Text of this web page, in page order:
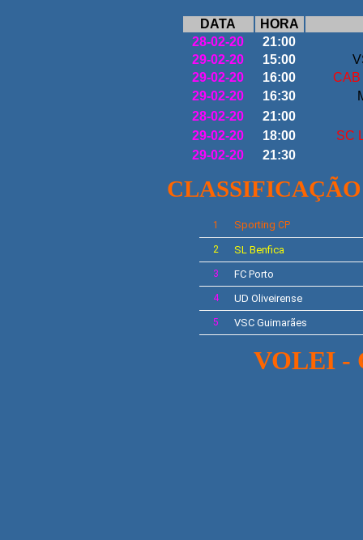
DATA
HORA
28-02-20
21:00
29-02-20
15:00
29-02-20
16:00
CAB
29-02-20
16:30
28-02-20
21:00
29-02-20
18:00
SC
29-02-20
21:30
1 Sporting CP
2 SL Benfica
3 FC Porto
4 UD Oliveirense
5 VSC Guimarães
VOLEI -